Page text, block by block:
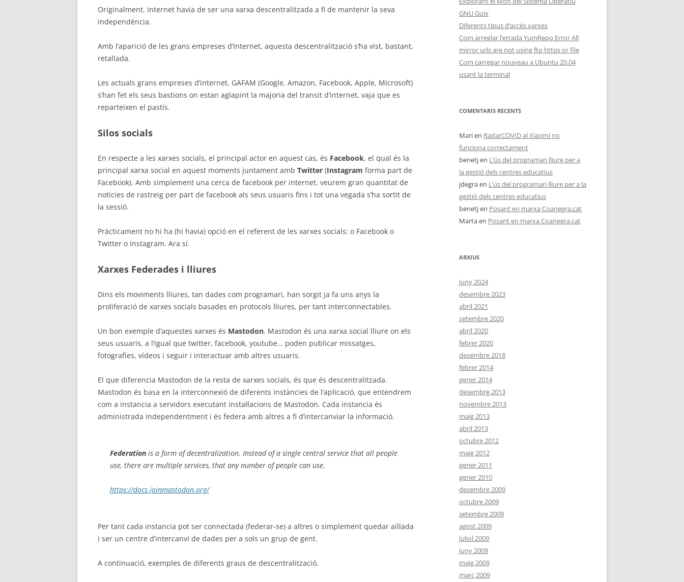
Originalment, internet havia de ser una xarxa descentralitzada a fi de mantenir la seva
independència.
Amb l’aparició de les grans empreses d’Internet, aquesta descentralització s’ha vist, bastant,
retallada.
Les actuals grans empreses d’internet, GAFAM (Google, Amazon, Facebook, Apple, Microsoft)
s’han fet els seus bastions on estan aglapint la majoria del transit d’internet, vaja que es
reparteixen el pastís.
Silos socials
En respecte a les xarxes socials, el principal actor en aquest cas, és Facebook, el qual és la
principal xarxa social en aquest moments juntament amb Twitter (Instagram forma part de
Facebook). Amb simplement una cerca de facebook per internet, veurem gran quantitat de
notícies de rastreig per part de facebook als seus usuaris fins i tot una vegada s’ha sortit de
la sessió.
Pràcticament no hi ha (hi havia) opció en el referent de les xarxes socials: o Facebook o
Twitter o Instagram. Ara sí.
Xarxes Federades i lliures
Dins els moviments lliures, tan dades com programari, han sorgit ja fa uns anys la
proliferació de xarxes socials basades en protocols lliures, per tant interconnectables.
Un bon exemple d’aquestes xarxes és Mastodon. Mastodon és una xarxa social lliure on els
seus usuaris, a l’igual que twitter, facebook, youtube… poden publicar missatges,
fotografíes, vídeos i seguir i interactuar amb altres usuaris.
El que diferencia Mastodon de la resta de xarxes socials, és que és descentralitzada.
Mastodon és basa en la interconnexió de diferents instàncies de l’aplicació, que entendrem
com a instancia a servidors executant instal·lacions de Mastodon. Cada instancia és
administrada independentment i és federa amb altres a fi d’intercanviar la informació.
Federation is a form of decentralization. Instead of a single central service that all people
use, there are multiple services, that any number of people can use.
https://docs.joinmastodon.org/
Per tant cada instancia pot ser connectada (federar-se) a altres o simplement quedar aillada
i ser un centre d’intercanvi de dades per a sols un grup de gent.
A continuació, exemples de diferents graus de descentralització.
GNU Guix
Diferents tipus d’accés xarxes
Com arreglar l’errada YumRepo Error All
mirror urls are not using ftp https or file
Com carregar nouveau a Ubuntu 20.04
usant la terminal
COMENTARIS RECENTS
Marien RadarCOVID al Xiaomi no
funciona correctament
benetjen L’ús del programari lliure per a
la gestió dels centres educatius
jdegraen L’ús del programari lliure per a la
gestió dels centres educatius
benetjen Posant en marxa Coanegra.cat
Martaen Posant en marxa Coanegra.cat
ARXIUS
juny 2024
desembre 2023
abril 2021
setembre 2020
abril 2020
febrer 2020
desembre 2018
febrer 2014
gener 2014
desembre 2013
novembre 2013
maig 2013
abril 2013
octubre 2012
maig 2012
gener 2011
gener 2010
desembre 2009
octubre 2009
setembre 2009
agost 2009
juliol 2009
juny 2009
maig 2009
març 2009